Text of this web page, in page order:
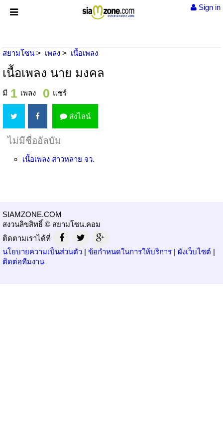
Sign in
สยามโซน เพลง เนื้อเพลง
เนื้อเพลง นาย มงคล
มี 1 เพลง 0 แชร์
ส่งไลน์
ไม่มีชื่ออัลบัม
เนื้อเพลง สาวหลาย จว.
SIAMZONE.COM
สงวนลิขสิทธิ์ © สยามโซน.คอม
ติดตามเราได้ที่
นโยบายความเป็นส่วนตัว | ข้อกำหนดในการให้บริการ | ผังเว็บไซต์ |
ติดต่อทีมงาน